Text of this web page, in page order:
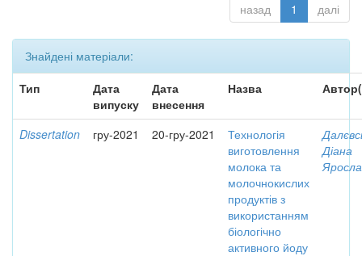
назад 1 далі
Знайдені матеріали:
Тип
Дата
випуску
Дата
внесення
Назва
Dissertation гру-2021 20-гру-2021
Технологія
виготовлення
молока та
молочнокислих
продуктів з
використанням
біологічно
активного йоду
Діана